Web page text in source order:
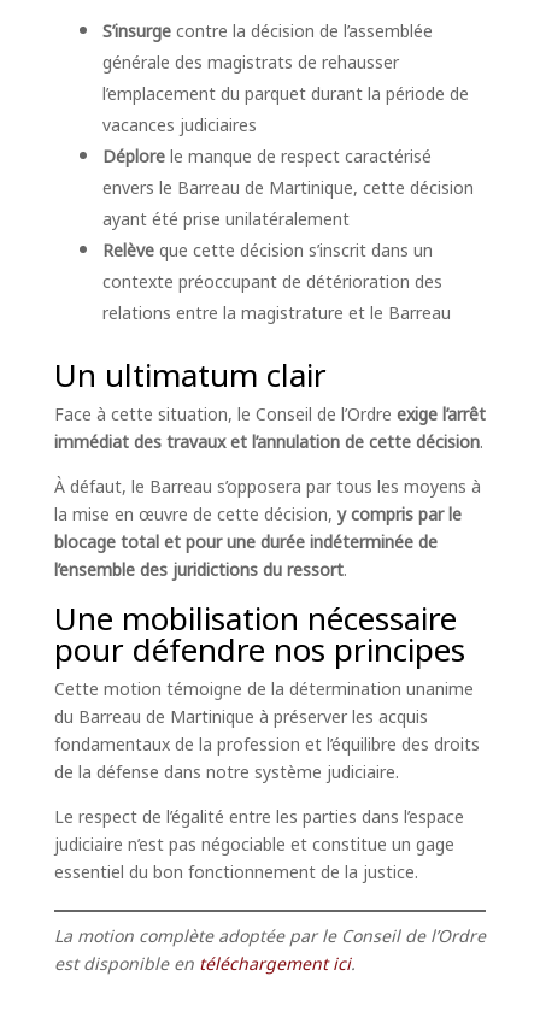
S’insurgecontre la décision de l’assemblée
générale des magistrats de rehausser
l’emplacement du parquet durant la période de
vacances judiciaires
Déplorele manque de respect caractérisé
envers le Barreau de Martinique, cette décision
ayant été prise unilatéralement
Relèveque cette décision s’inscrit dans un
contexte préoccupant de détérioration des
relations entre la magistrature et le Barreau
Un ultimatum clair
Face à cette situation, le Conseil de l’Ordre exige l’arrêt
immédiat des travaux et l’annulation de cette décision.
À défaut, le Barreau s’opposera par tous les moyens à
la mise en œuvre de cette décision, y compris par le
blocage total et pour une durée indéterminée de
l’ensemble des juridictions du ressort.
Une mobilisation nécessaire
pour défendre nos principes
Cette motion témoigne de la détermination unanime
du Barreau de Martinique à préserver les acquis
fondamentaux de la profession et l’équilibre des droits
de la défense dans notre système judiciaire.
Le respect de l’égalité entre les parties dans l’espace
judiciaire n’est pas négociable et constitue un gage
essentiel du bon fonctionnement de la justice.
La motion complète adoptée par le Conseil de l’Ordre
est disponible en téléchargement ici.